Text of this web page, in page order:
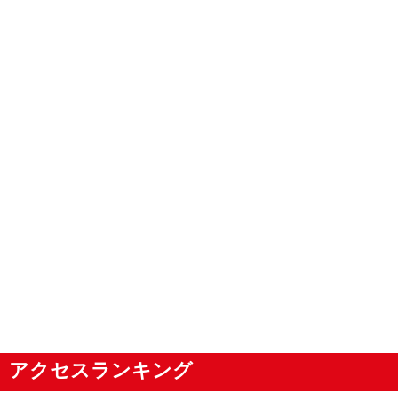
アクセスランキング